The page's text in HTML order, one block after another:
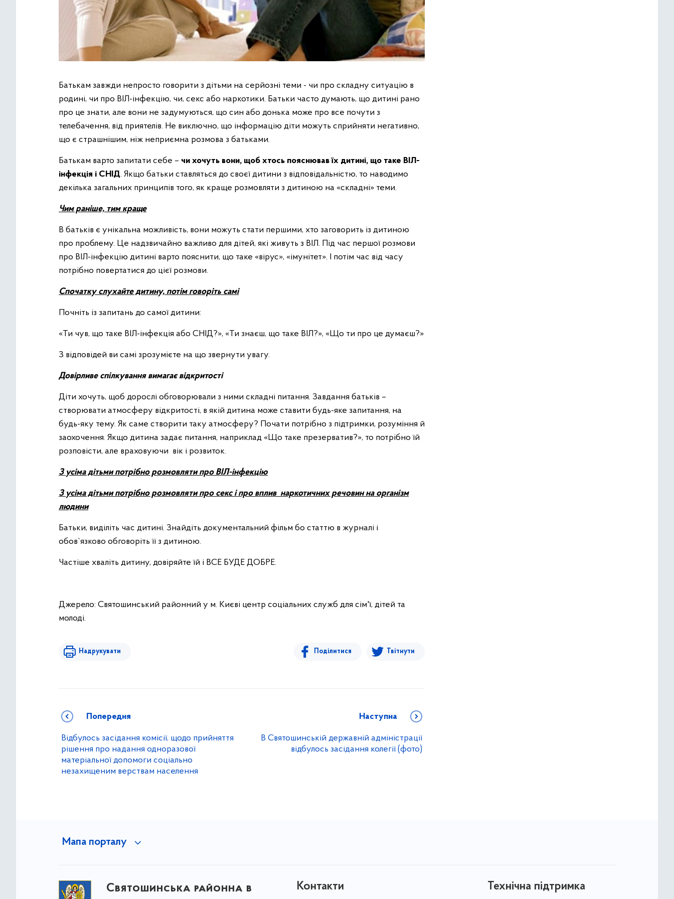
Батькам завжди непросто говорити з дітьми на серйозні теми - чи про складну ситуацію в
родині, чи про ВІЛ-інфекцію, чи, секс або наркотики. Батьки часто думають, що дитині рано
про це знати, але вони не задумуються, що син або донька може про все почути з
телебачення, від приятелів. Не виключно, що інформацію діти можуть сприйняти негативно,
що є страшнішим, ніж неприємна розмова з батьками.
Батькам варто запитати себе – чи хочуть вони, щоб хтось пояснював їх дитині, що таке ВІЛ-
інфекція і СНІД. Якщо батьки ставляться до своєї дитини з відповідальністю, то наводимо
декілька загальних принципів того, як краще розмовляти з дитиною на «складні» теми.
Чим раніше, тим краще
В батьків є унікальна можливість, вони можуть стати першими, хто заговорить із дитиною
про проблему. Це надзвичайно важливо для дітей, які живуть з ВІЛ. Під час першої розмови
про ВІЛ-інфекцію дитині варто пояснити, що таке «вірус», «імунітет». І потім час від часу
потрібно повертатися до цієї розмови.
Спочатку слухайте дитину, потім говоріть самі
Почніть із запитань до самої дитини:
«Ти чув, що таке ВІЛ-інфекція або СНІД?», «Ти знаєш, що таке ВІЛ?», «Що ти про це думаєш?»
З відповідей ви самі зрозумієте на що звернути увагу.
Довірливе спілкування вимагає відкритості
Діти хочуть, щоб дорослі обговорювали з ними складні питання. Завдання батьків –
створювати атмосферу відкритості, в якій дитина може ставити будь-яке запитання, на
будь-яку тему. Як саме створити таку атмосферу? Почати потрібно з підтримки, розуміння й
заохочення. Якщо дитина задає питання, наприклад «Що таке презерватив?», то потрібно їй
розповісти, але враховуючи вік і розвиток.
З усіма дітьми потрібно розмовляти про ВІЛ-інфекцію
З усіма дітьми потрібно розмовляти про секс і про вплив наркотичних речовин на організм
людини
Батьки, виділіть час дитині. Знайдіть документальний фільм бо статтю в журналі і
обов`язково обговоріть її з дитиною.
Частіше хваліть дитину, довіряйте їй і ВСЕ БУДЕ ДОБРЕ.
Джерело: Святошинський районний у м. Києві центр соціальних служб для сім'ї, дітей та
молоді.
Надрукувати Поділитися Твітнути
Попередня
Відбулось засідання комісії, щодо прийняття
рішення про надання одноразової
матеріальної допомоги соціально
незахищеним верствам населення
Наступна
В Святошинській державній адміністрації
відбулось засідання колегії (фото)
Мапа порталу
Святошинська районна в
Контакти Технічна підтримка